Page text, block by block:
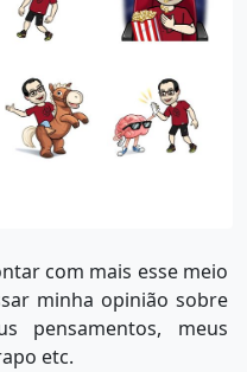
com mais esse meio
minha opinião sobre
pensamentos, meus
etc.